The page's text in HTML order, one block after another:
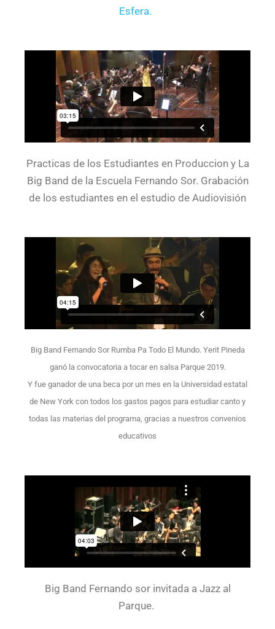
Esfera.
Practicas de los Estudiantes en Produccion y La
Big Band de la Escuela Fernando Sor. Grabación
de los estudiantes en el estudio de Audiovisión
Big Band Fernando Sor Rumba Pa Todo El Mundo. Yerit Pineda
ganó la convocatoria a tocar en salsa Parque 2019.
Y fue ganador de una beca por un mes en la Universidad estatal
de New York con todos los gastos pagos para estudiar canto y
todas las materias del programa, gracias a nuestros convenios
educativos
Big Band Fernando sor invitada a Jazz al
Parque.